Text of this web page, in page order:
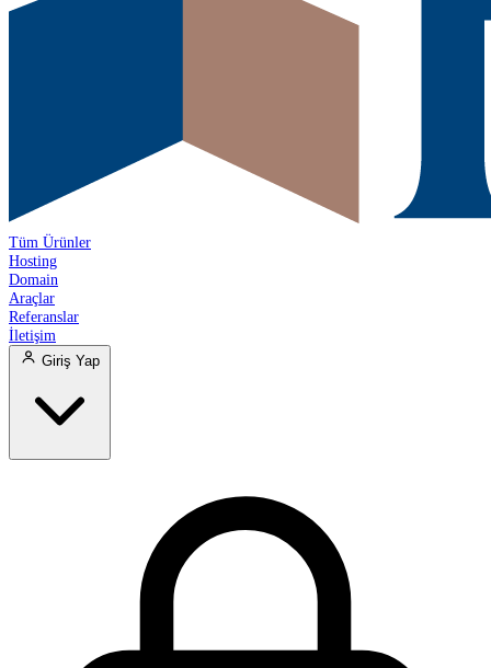
Tüm Ürünler
Hosting
Domain
Araçlar
Referanslar
İletişim
Giriş Yap